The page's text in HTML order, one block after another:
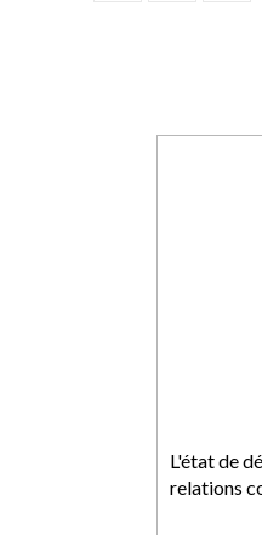
L'état de
relations